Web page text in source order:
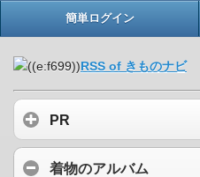
簡単ログイン
RSS of きものナビ
PR
着物のアルバム